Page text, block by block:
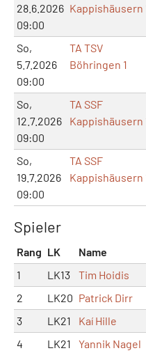
28.6.2026
09:00
Kappishäusern
So,
5.7.2026
09:00
TA TSV
Böhringen 1
So,
12.7.2026
09:00
TA SSF
Kappishäusern
So,
19.7.2026
09:00
TA SSF
Kappishäusern
Spieler
Rang LK Name
1
LK13 Tim Hoidis
2
LK20 Patrick Dirr
3
LK21 Kaí Hille
4
LK21 Yannik Nagel